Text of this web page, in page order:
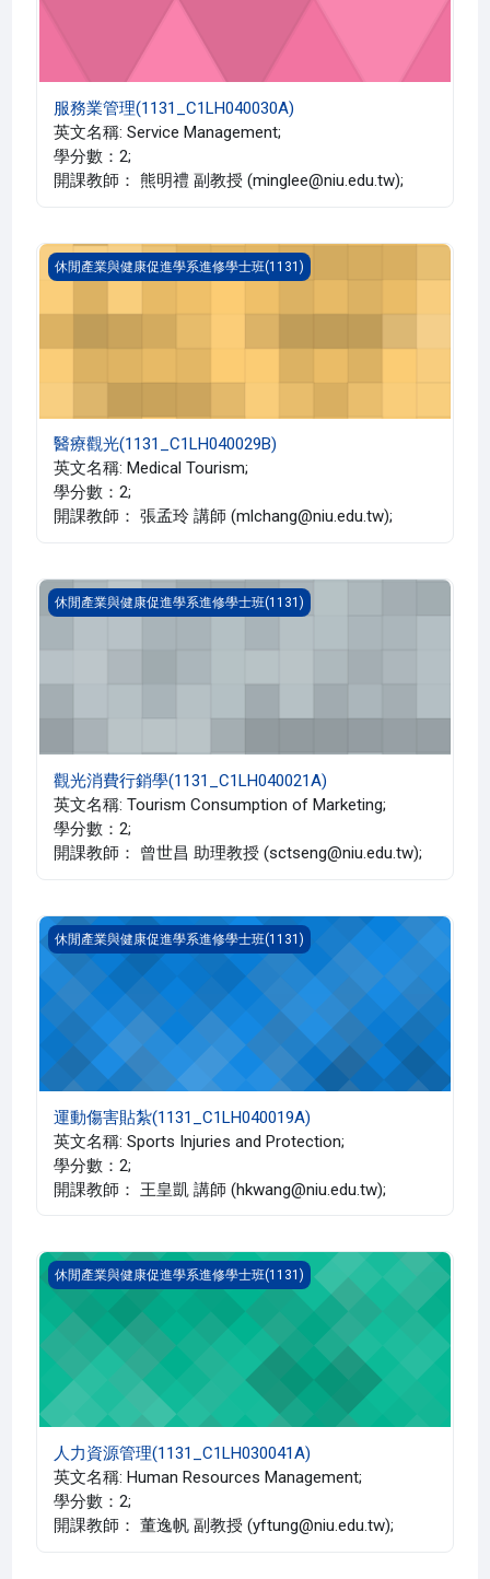
服務業管理(1131_C1LH040030A)
英文名稱: Service Management;
學分數：2;
開課教師： 熊明禮 副教授 (minglee@niu.edu.tw);
醫療觀光(1131_C1LH040029B)
休閒產業與健康促進學系進修學士班(1131)
醫療觀光(1131_C1LH040029B)
英文名稱: Medical Tourism;
學分數：2;
開課教師： 張孟玲 講師 (mlchang@niu.edu.tw);
觀光消費行銷學(1131_C1LH040021A)
休閒產業與健康促進學系進修學士班(1131)
觀光消費行銷學(1131_C1LH040021A)
英文名稱: Tourism Consumption of Marketing;
學分數：2;
開課教師： 曾世昌 助理教授 (sctseng@niu.edu.tw);
運動傷害貼紮(1131_C1LH040019A)
休閒產業與健康促進學系進修學士班(1131)
運動傷害貼紮(1131_C1LH040019A)
英文名稱: Sports Injuries and Protection;
學分數：2;
開課教師： 王皇凱 講師 (hkwang@niu.edu.tw);
人力資源管理(1131_C1LH030041A)
休閒產業與健康促進學系進修學士班(1131)
人力資源管理(1131_C1LH030041A)
英文名稱: Human Resources Management;
學分數：2;
開課教師： 董逸帆 副教授 (yftung@niu.edu.tw);